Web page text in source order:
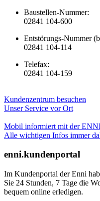
Baustellen-Nummer:
02841 104-600
Entstörungs-Nummer
02841 104-114
Telefax:
02841 104-159
Kundenzentrum besuchen
Unser Service vor Ort
Mobil informiert mit der
Alle wichtigen Infos immer
enni.kundenportal
Im Kundenportal der Enni
Sie 24 Stunden, 7 Tage die
bequem online erledigen.